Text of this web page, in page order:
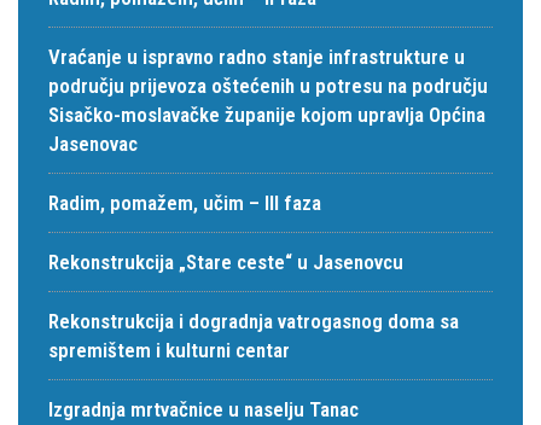
Vraćanje u ispravno radno stanje infrastrukture u
području prijevoza oštećenih u potresu na području
Sisačko-moslavačke županije kojom upravlja Općina
Jasenovac
Radim, pomažem, učim – III faza
Rekonstrukcija „Stare ceste“ u Jasenovcu
Rekonstrukcija i dogradnja vatrogasnog doma sa
spremištem i kulturni centar
Izgradnja mrtvačnice u naselju Tanac